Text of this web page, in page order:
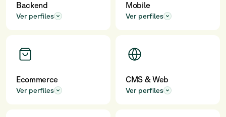
Backend
Ver perfiles
Mobile
Ver perfiles
Ecommerce
Ver perfiles
CMS & Web
Ver perfiles